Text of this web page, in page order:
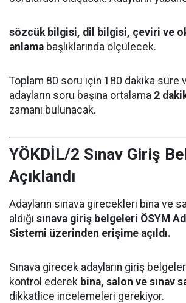
sözcük bilgisi, dil bilgisi, çeviri ve
anlama başlıklarında ölçülecek.
Toplam 80 soru için 180 dakika süre
adayların soru başına ortalama 2
zamanı bulunacak.
YÖKDİL/2 Sınav Giriş
Açıklandı
Adayların sınava girecekleri bina ve
aldığı sınava giriş belgeleri ÖSYM
Sistemi üzerinden erişime açıldı.
Sınava girecek adayların giriş
kontrol ederek bina, salon ve sınav
dikkatlice incelemeleri gerekiyor.